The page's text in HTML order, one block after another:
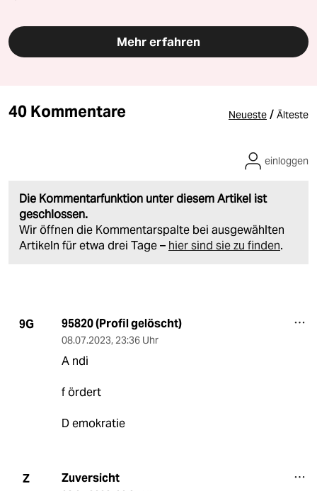
Mehr erfahren
40 Kommentare Neueste / Älteste
Die Kommentarfunktion unter diesem Artikel ist
geschlossen.
Wir öffnen die Kommentarspalte bei ausgewählten
Artikeln für etwa drei Tage – hier sind sie zu finden.
einloggen
9G 95820 (Profil gelöscht)
08.07.2023, 23:36 Uhr
A ndi
f ördert
D emokratie
Z Zuversicht